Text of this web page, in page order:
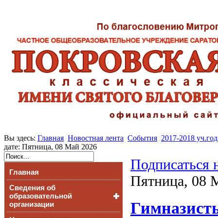
Вы здесь: Главная Новостная лента События 2017-2018 уч.год
дате: Пятница, 08 Май 2026
Главная
Сведения об
образовательной
организации
Подписаться
Пятница, 08